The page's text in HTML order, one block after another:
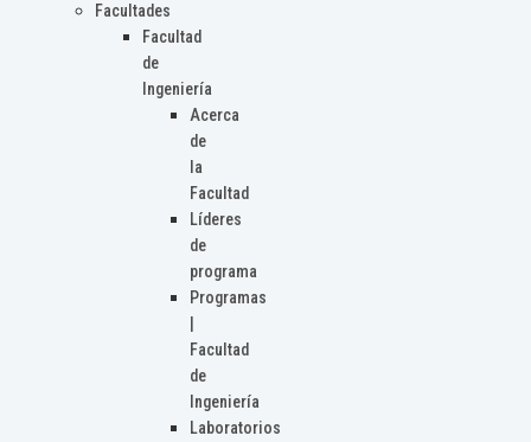
Facultades
Facultad
de
Ingeniería
Acerca
de
la
Facultad
Líderes
de
programa
Programas
Facultad
de
Ingeniería
Laboratorios